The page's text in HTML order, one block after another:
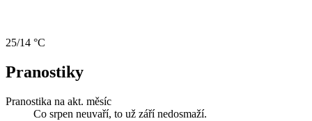
25/14 °C
Pranostiky
Pranostika na akt. měsíc
Co srpen neuvaří, to už září nedosmaží.